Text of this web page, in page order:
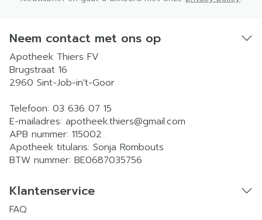
Neem contact met ons op
Apotheek Thiers FV
Brugstraat 16
2960 Sint-Job-in't-Goor
Telefoon: 03 636 07 15
E-mailadres: apotheek.thiers@gmail.com
APB nummer: 115002
Apotheek titularis: Sonja Rombouts
BTW nummer: BE0687035756
Klantenservice
FAQ